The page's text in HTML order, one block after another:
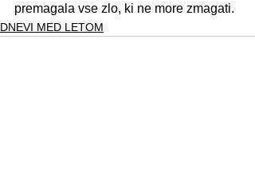
premagala vse zlo, ki ne more zmagati.
DNEVI MED LETOM